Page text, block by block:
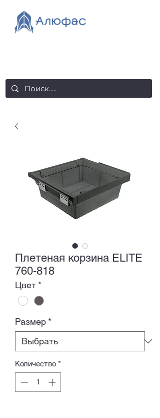
Плетеная корзина ELITE
760-818
Цвет *
Размер *
Количество *